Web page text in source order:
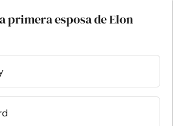
primera esposa de Elon